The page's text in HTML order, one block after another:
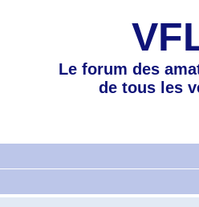
Le forum des
de tous les